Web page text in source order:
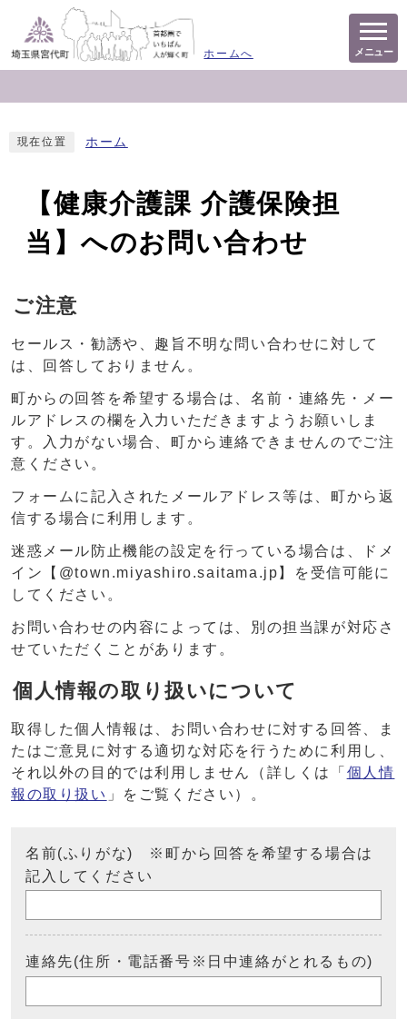
ホームへ メニュー
現在位置 ホーム
【健康介護課 介護保険担
当】へのお問い合わせ
ご注意
セールス・勧誘や、趣旨不明な問い合わせに対して
は、回答しておりません。
町からの回答を希望する場合は、名前・連絡先・メー
ルアドレスの欄を入力いただきますようお願いしま
す。入力がない場合、町から連絡できませんのでご注
意ください。
フォームに記入されたメールアドレス等は、町から返
信する場合に利用します。
迷惑メール防止機能の設定を行っている場合は、ドメ
イン【@town.miyashiro.saitama.jp】を受信可能に
してください。
お問い合わせの内容によっては、別の担当課が対応さ
せていただくことがあります。
個人情報の取り扱いについて
取得した個人情報は、お問い合わせに対する回答、ま
たはご意見に対する適切な対応を行うために利用し、
それ以外の目的では利用しません（詳しくは「 個人情
報の取り扱い 」をご覧ください）。
名前(ふりがな) ※町から回答を希望する場合は
記入してください
連絡先(住所・電話番号※日中連絡がとれるもの)